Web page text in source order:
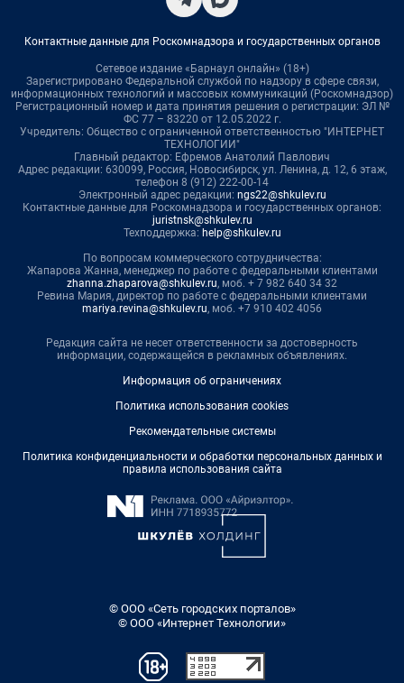
Контактные данные для Роскомнадзора и государственных органов
Сетевое издание «Барнаул онлайн» (18+)
Зарегистрировано Федеральной службой по надзору в сфере связи,
информационных технологий и массовых коммуникаций (Роскомнадзор)
Регистрационный номер и дата принятия решения о регистрации: ЭЛ №
ФС 77 – 83220 от 12.05.2022 г.
Учредитель: Общество с ограниченной ответственностью "ИНТЕРНЕТ
ТЕХНОЛОГИИ"
Главный редактор: Ефремов Анатолий Павлович
Адрес редакции: 630099, Россия, Новосибирск, ул. Ленина, д. 12, 6 этаж,
телефон 8 (912) 222-00-14
Электронный адрес редакции: ngs22@shkulev.ru
Контактные данные для Роскомнадзора и государственных органов:
juristnsk@shkulev.ru
Техподдержка: help@shkulev.ru
По вопросам коммерческого сотрудничества:
Жапарова Жанна, менеджер по работе с федеральными клиентами
zhanna.zhaparova@shkulev.ru, моб. + 7 982 640 34 32
Ревина Мария, директор по работе с федеральными клиентами
mariya.revina@shkulev.ru, моб. +7 910 402 4056
Редакция сайта не несет ответственности за достоверность
информации, содержащейся в рекламных объявлениях.
Информация об ограничениях
Политика использования cookies
Рекомендательные системы
Политика конфиденциальности и обработки персональных данных и
правила использования сайта
© ООО «Сеть городских порталов»
© ООО «Интернет Технологии»